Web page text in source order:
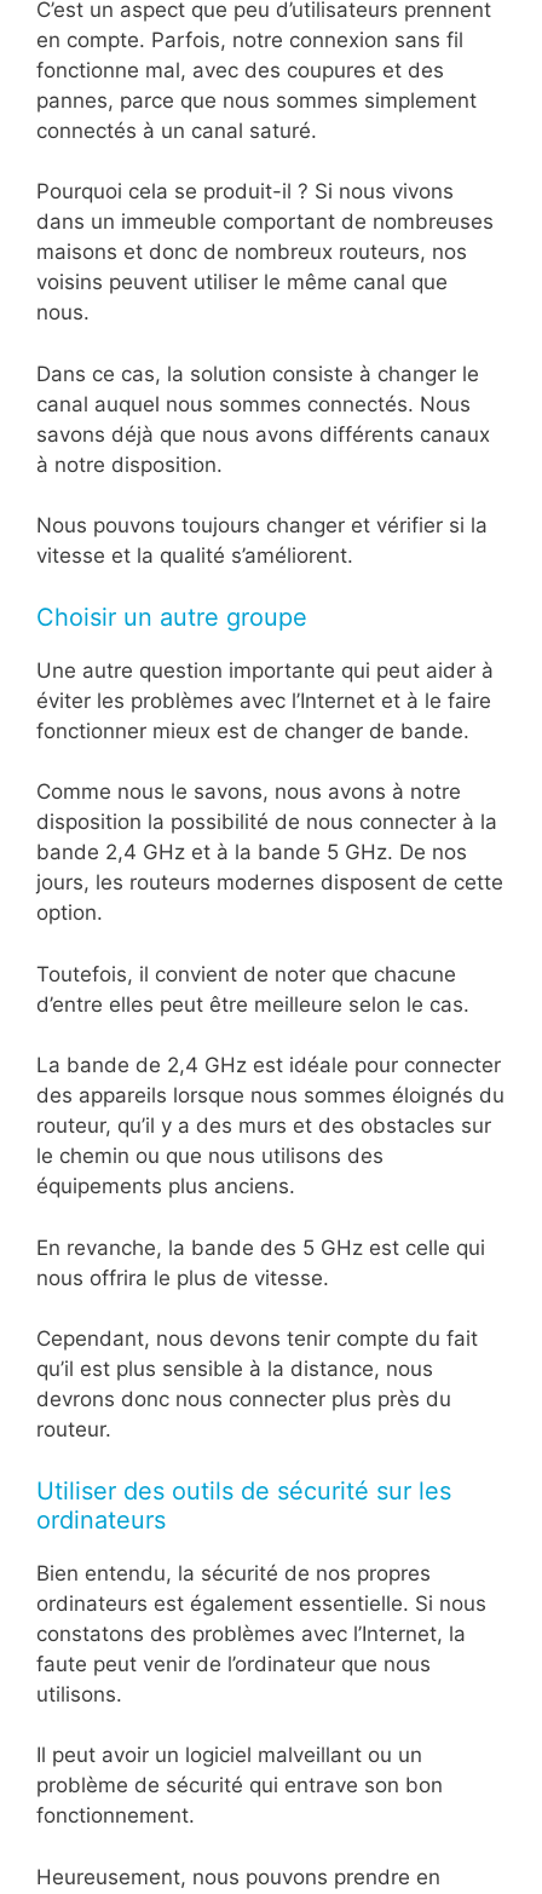
C’est un aspect que peu d’utilisateurs prennent
en compte. Parfois, notre connexion sans fil
fonctionne mal, avec des coupures et des
pannes, parce que nous sommes simplement
connectés à un canal saturé.
Pourquoi cela se produit-il ? Si nous vivons
dans un immeuble comportant de nombreuses
maisons et donc de nombreux routeurs, nos
voisins peuvent utiliser le même canal que
nous.
Dans ce cas, la solution consiste à changer le
canal auquel nous sommes connectés. Nous
savons déjà que nous avons différents canaux
à notre disposition.
Nous pouvons toujours changer et vérifier si la
vitesse et la qualité s’améliorent.
Choisir un autre groupe
Une autre question importante qui peut aider à
éviter les problèmes avec l’Internet et à le faire
fonctionner mieux est de changer de bande.
Comme nous le savons, nous avons à notre
disposition la possibilité de nous connecter à la
bande 2,4 GHz et à la bande 5 GHz. De nos
jours, les routeurs modernes disposent de cette
option.
Toutefois, il convient de noter que chacune
d’entre elles peut être meilleure selon le cas.
La bande de 2,4 GHz est idéale pour connecter
des appareils lorsque nous sommes éloignés du
routeur, qu’il y a des murs et des obstacles sur
le chemin ou que nous utilisons des
équipements plus anciens.
En revanche, la bande des 5 GHz est celle qui
nous offrira le plus de vitesse.
Cependant, nous devons tenir compte du fait
qu’il est plus sensible à la distance, nous
devrons donc nous connecter plus près du
routeur.
Utiliser des outils de sécurité sur les
ordinateurs
Bien entendu, la sécurité de nos propres
ordinateurs est également essentielle. Si nous
constatons des problèmes avec l’Internet, la
faute peut venir de l’ordinateur que nous
utilisons.
Il peut avoir un logiciel malveillant ou un
problème de sécurité qui entrave son bon
fonctionnement.
Heureusement, nous pouvons prendre en